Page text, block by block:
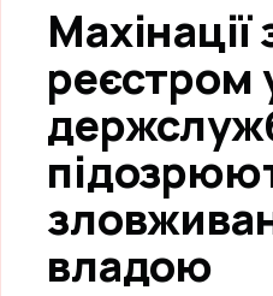
Махінації
реєстром
владою